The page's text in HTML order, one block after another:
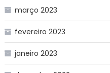
março 2023
fevereiro 2023
janeiro 2023